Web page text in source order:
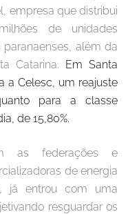
empresa que distribui
de unidades
além da
Catarina. Em Santa
a Celesc, um reajuste
para a classe
de 15,80%.
as federações e
de energia
já entrou com uma
resguardar os